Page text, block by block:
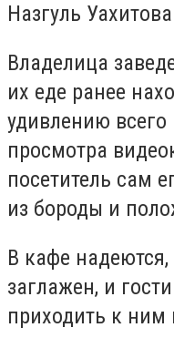
Назгуль
Владелица
их еде ранее
удивлению всего
просмотра
посетитель сам
из бороды и
В кафе
заглажен, и
приходить к ним